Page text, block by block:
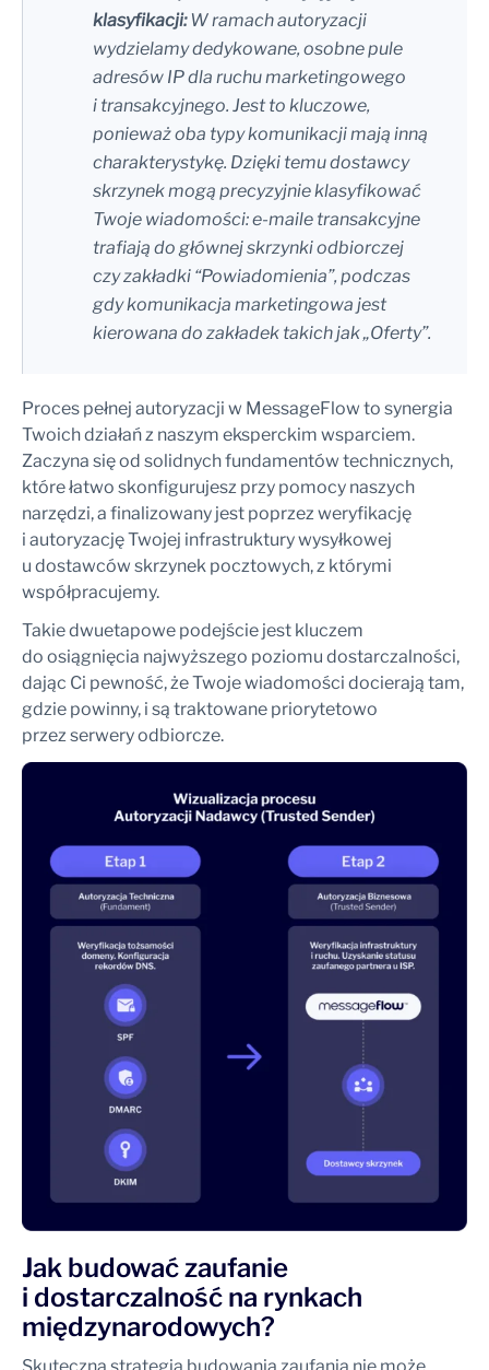
klasyfikacji:W ramach autoryzacji
wydzielamy dedykowane, osobne pule
adresów IP dla ruchu marketingowego
i transakcyjnego. Jest to kluczowe,
ponieważ oba typy komunikacji mają inną
charakterystykę. Dzięki temu dostawcy
skrzynek mogą precyzyjnie klasyfikować
Twoje wiadomości: e-maile transakcyjne
trafiają do głównej skrzynki odbiorczej
czy zakładki “Powiadomienia”, podczas
gdy komunikacja marketingowa jest
kierowana do zakładek takich jak „Oferty”.
Proces pełnej autoryzacji w MessageFlow to synergia
Twoich działań z naszym eksperckim wsparciem.
Zaczyna się od solidnych fundamentów technicznych,
które łatwo skonfigurujesz przy pomocy naszych
narzędzi, a finalizowany jest poprzez weryfikację
i autoryzację Twojej infrastruktury wysyłkowej
u dostawców skrzynek pocztowych, z którymi
współpracujemy.
Takie dwuetapowe podejście jest kluczem
do osiągnięcia najwyższego poziomu dostarczalności,
dając Ci pewność, że Twoje wiadomości docierają tam,
gdzie powinny, i są traktowane priorytetowo
przez serwery odbiorcze.
Jak budować zaufanie
i dostarczalność na rynkach
międzynarodowych?